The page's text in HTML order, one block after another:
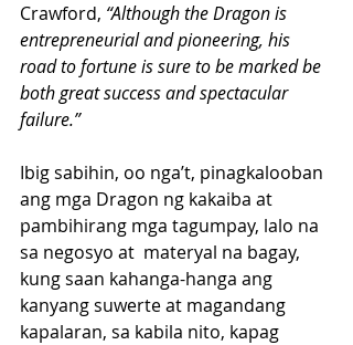
Crawford, “Although the Dragon is
entrepreneurial and pioneering, his
road to fortune is sure to be marked be
both great success and spectacular
failure.”
Ibig sabihin, oo nga’t, pinagkalooban
ang mga Dragon ng kakaiba at
pambihirang mga tagumpay, lalo na
sa negosyo at  materyal na bagay,
kung saan kahanga-hanga ang
kanyang suwerte at magandang
kapalaran, sa kabila nito, kapag